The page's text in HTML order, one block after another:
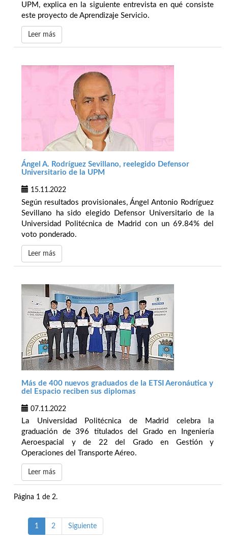
UPM, explica en la siguiente entrevista en qué consiste
este proyecto de Aprendizaje Servicio.
Leer más
Ángel A. Rodríguez Sevillano, reelegido Defensor
Universitario de la UPM
15.11.2022
Según resultados provisionales, Ángel Antonio Rodríguez
Sevillano ha sido elegido Defensor Universitario de la
Universidad Politécnica de Madrid con un 69.84% del
voto ponderado.
Leer más
Más de 400 nuevos graduados de la ETSI Aeronáutica y
del Espacio reciben sus diplomas
07.11.2022
La Universidad Politécnica de Madrid celebra la
graduación de 396 titulados del Grado en Ingeniería
Aeroespacial y de 22 del Grado en Gestión y
Operaciones del Transporte Aéreo.
Leer más
Página 1 de 2.
1 2 Siguiente